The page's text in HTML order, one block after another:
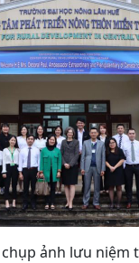
ảnh lưu niệm